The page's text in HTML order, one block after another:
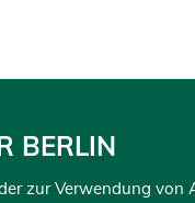
BERLIN
zur Verwendung von